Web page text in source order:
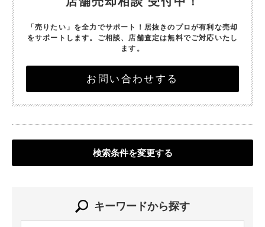
「売りたい」を全力でサポート！ 居抜きのプロが有利な売却
をサポートします。 ご相談、店舗査定は無料でご対応いたし
ます。
お問い合わせする
検索条件を変更する
キーワードから探す